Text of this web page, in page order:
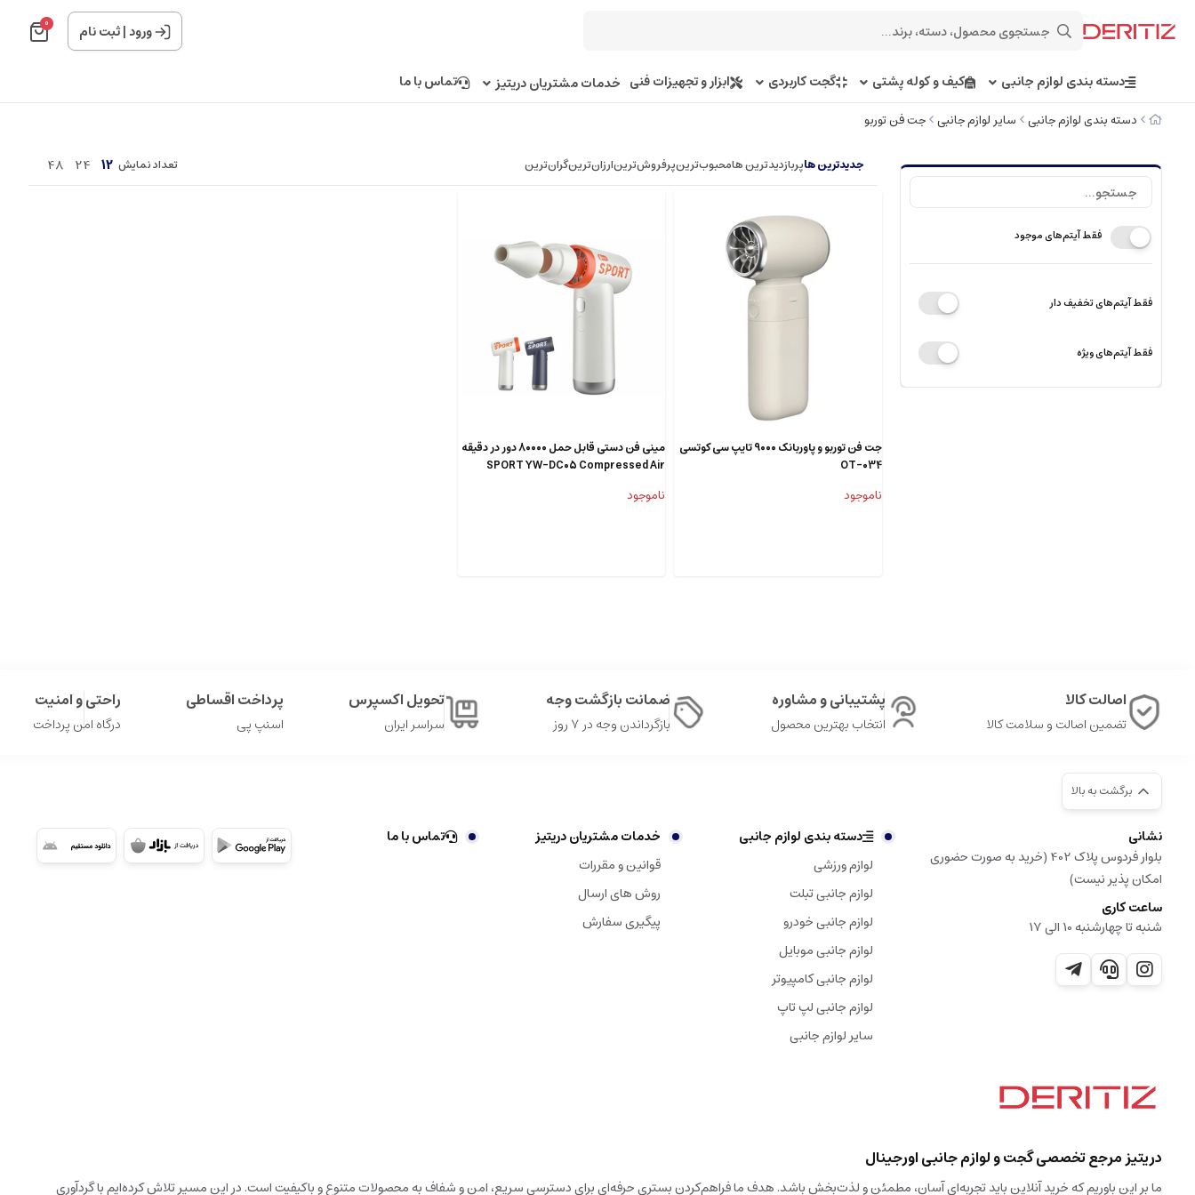
ورود|ثبت نام 0
دسته بندی لوازم جانبی کیف و کوله پشتی گجت کاربردی ابزار و تجهیزات فنی خدمات مشتریان دریتیز تماس با ما
دسته بندی لوازم جانبی سایر لوازم جانبی جت فن توربو
فقط آیتم‌های موجود
فقط آیتم‌های تخفیف دار
فقط آیتم‌های ویژه
جدیدترین هاپربازدیدترین هامحبوب‌‌ترینپرفروش‌ترینارزان‌ترینگران‌ترین تعداد نمایش 12
24
48
جت فن توربو و پاوربانک 9000 تایپ سی کوتسی
OT-034
ناموجود
مینی فن دستی قابل حمل 80000 دور در دقیقه
SPORT YW-DC05 Compressed Air
ناموجود
اصالت کالا
تضمین اصالت و سلامت کالا
پشتیبانی و مشاوره
انتخاب بهترین محصول
ضمانت بازگشت وجه
بازگرداندن وجه در ۷ روز
تحویل اکسپرس
سراسر ایران
پرداخت اقساطی
اسنپ پی
راحتی و امنیت
درگاه امن پرداخت
برگشت به بالا
نشانی
بلوار فردوس پلاک 402 (خرید به صورت حضوری
امکان پذیر نیست)
ساعت کاری
شنبه تا چهارشنبه 10 الی 17
دسته بندی لوازم جانبی
لوازم ورزشی
لوازم جانبی تبلت
لوازم جانبی خودرو
لوازم جانبی موبایل
لوازم جانبی کامپیوتر
لوازم جانبی لپ تاپ
سایر لوازم جانبی
خدمات مشتریان دریتیز
قوانین و مقررات
روش های ارسال
پیگیری سفارش
تماس با ما
دریتیز مرجع تخصصی گجت و لوازم جانبی اورجینال
ما بر این باوریم که خرید آنلاین باید تجربه‌ای آسان، مطمئن و لذت‌بخش باشد. هدف ما فراهم‌کردن بستری حرفه‌ای برای دسترسی سریع، امن و شفاف به محصولات متنوع و باکیفیت است. در این مسیر تلاش کرده‌ایم با گردآوری